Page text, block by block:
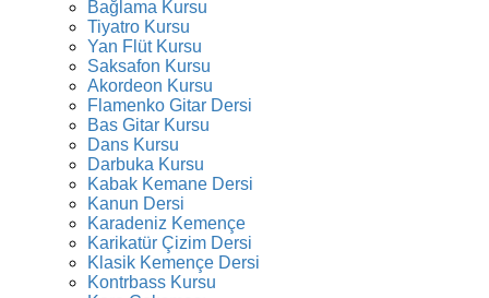
Bağlama Kursu
Tiyatro Kursu
Yan Flüt Kursu
Saksafon Kursu
Akordeon Kursu
Flamenko Gitar Dersi
Bas Gitar Kursu
Dans Kursu
Darbuka Kursu
Kabak Kemane Dersi
Kanun Dersi
Karadeniz Kemençe
Karikatür Çizim Dersi
Klasik Kemençe Dersi
Kontrbass Kursu